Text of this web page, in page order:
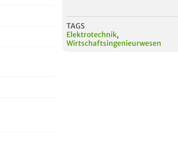
TAGS
Elektrotechnik,
Wirtschaftsingenieurwesen